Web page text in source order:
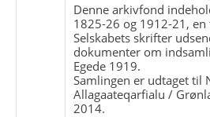
Denne arkivfond
1825-26 og 1912-21,
Selskabets skrifter
dokumenter om
Egede 1919.
Samlingen er udtaget til
Allagaateqarfialu /
2014.